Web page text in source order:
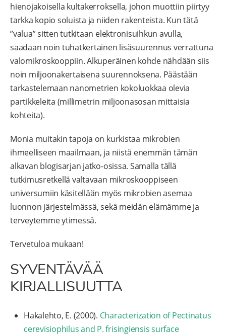
hienojakoisella kultakerroksella, johon muottiin piirtyy
tarkka kopio soluista ja niiden rakenteista. Kun tätä
”valua” sitten tutkitaan elektronisuihkun avulla,
saadaan noin tuhatkertainen lisäsuurennus verrattuna
valomikroskooppiin. Alkuperäinen kohde nähdään siis
noin miljoonakertaisena suurennoksena. Päästään
tarkastelemaan nanometrien kokoluokkaa olevia
partikkeleita (millimetrin miljoonasosan mittaisia
kohteita).
Monia muitakin tapoja on kurkistaa mikrobien
ihmeelliseen maailmaan, ja niistä enemmän tämän
alkavan blogisarjan jatko-osissa. Samalla tällä
tutkimusretkellä valtavaan mikroskooppiseen
universumiin käsitellään myös mikrobien asemaa
luonnon järjestelmässä, sekä meidän elämämme ja
terveytemme ytimessä.
Tervetuloa mukaan!
SYVENTÄVÄÄ
KIRJALLISUUTTA
Hakalehto, E. (2000). Characterization of Pectinatus
cerevisiophilus and P. frisingiensis surface